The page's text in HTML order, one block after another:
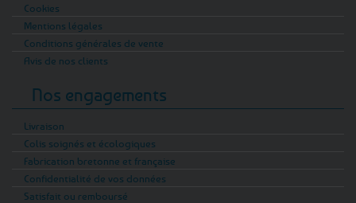
Cookies
Mentions légales
Conditions générales de vente
Avis de nos clients
Nos engagements
Livraison
Colis soignés et écologiques
Fabrication bretonne et française
Confidentialité de vos données
Satisfait ou remboursé